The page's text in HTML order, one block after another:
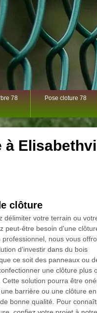
78 Pose cloture 78
à
clôture
délimiter votre terrain ou
peut-être besoin d'une
professionnel, nous vous
d’investir dans du bois
ce soit des panneaux ou
une clôture plus
solution pourra être
barrière ou une clôture
bonne qualité. Pour